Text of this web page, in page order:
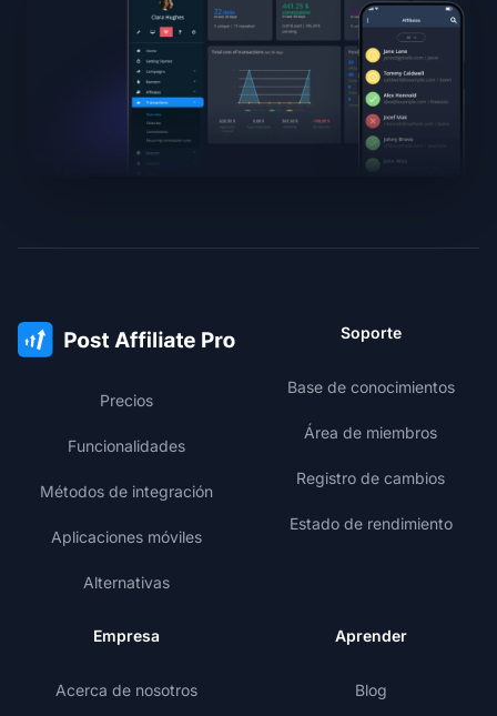
Precios
Funcionalidades
Métodos de integración
Aplicaciones móviles
Alternativas
Soporte
Base de conocimientos
Área de miembros
Registro de cambios
Estado de rendimiento
Empresa
Acerca de nosotros
Aprender
Blog